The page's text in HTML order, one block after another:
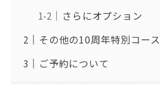
さらにオプション
その他の10周年特別コース
ご予約について